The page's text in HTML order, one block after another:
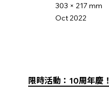
303 × 217 mm
Oct 2022
限時活動：10周年慶